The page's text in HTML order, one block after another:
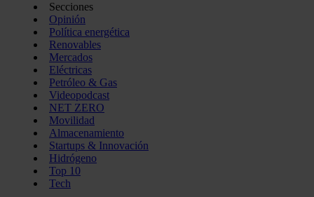
Secciones
Opinión
Política energética
Renovables
Mercados
Eléctricas
Petróleo & Gas
Videopodcast
NET ZERO
Movilidad
Almacenamiento
Startups & Innovación
Hidrógeno
Top 10
Tech